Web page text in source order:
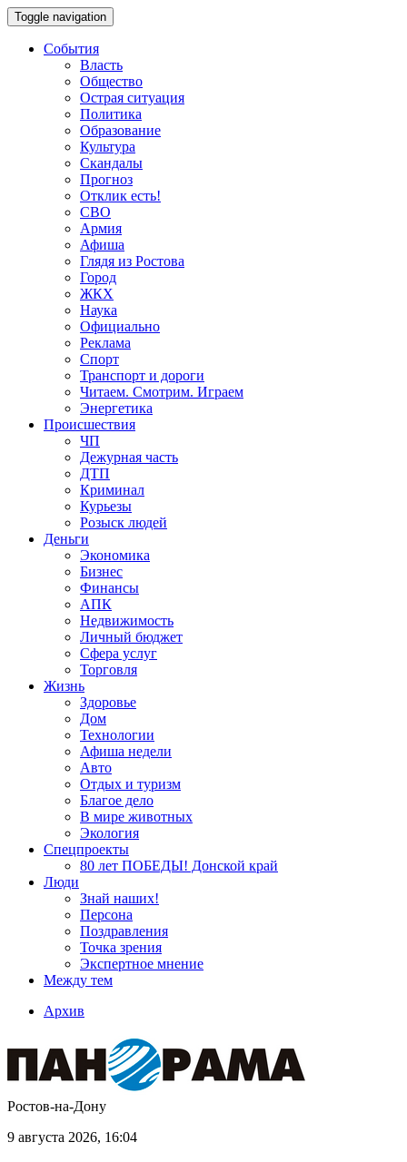
Toggle navigation
События
Власть
Общество
Острая ситуация
Политика
Образование
Культура
Скандалы
Прогноз
Отклик есть!
СВО
Армия
Афиша
Глядя из Ростова
Город
ЖКХ
Наука
Официально
Реклама
Спорт
Транспорт и дороги
Читаем. Смотрим. Играем
Энергетика
Происшествия
ЧП
Дежурная часть
ДТП
Криминал
Курьезы
Розыск людей
Деньги
Экономика
Бизнес
Финансы
АПК
Недвижимость
Личный бюджет
Сфера услуг
Торговля
Жизнь
Здоровье
Дом
Технологии
Афиша недели
Авто
Отдых и туризм
Благое дело
В мире животных
Экология
Спецпроекты
80 лет ПОБЕДЫ! Донской край
Люди
Знай наших!
Персона
Поздравления
Точка зрения
Экспертное мнение
Между тем
Архив
Ростов-на-Дону
9 августа 2026, 16:04